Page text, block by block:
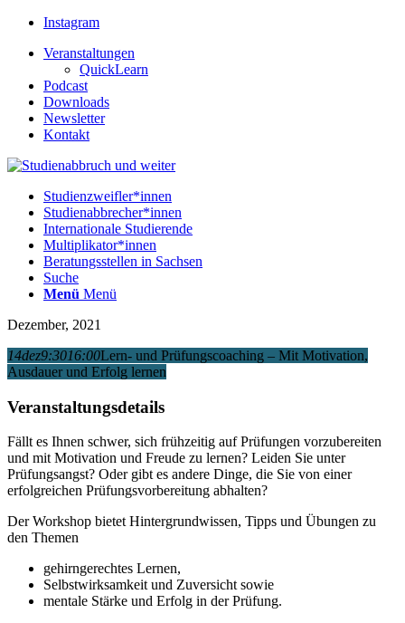
Instagram
Veranstaltungen
QuickLearn
Podcast
Downloads
Newsletter
Kontakt
Studienzweifler*innen
Studienabbrecher*innen
Internationale Studierende
Multiplikator*innen
Beratungsstellen in Sachsen
Suche
Menü Menü
Dezember, 2021
14dez9:3016:00Lern- und Prüfungscoaching – Mit Motivation,
Ausdauer und Erfolg lernen
Veranstaltungsdetails
Fällt es Ihnen schwer, sich frühzeitig auf Prüfungen vorzubereiten
und mit Motivation und Freude zu lernen? Leiden Sie unter
Prüfungsangst? Oder gibt es andere Dinge, die Sie von einer
erfolgreichen Prüfungsvorbereitung abhalten?
Der Workshop bietet Hintergrundwissen, Tipps und Übungen zu
den Themen
gehirngerechtes Lernen,
Selbstwirksamkeit und Zuversicht sowie
mentale Stärke und Erfolg in der Prüfung.